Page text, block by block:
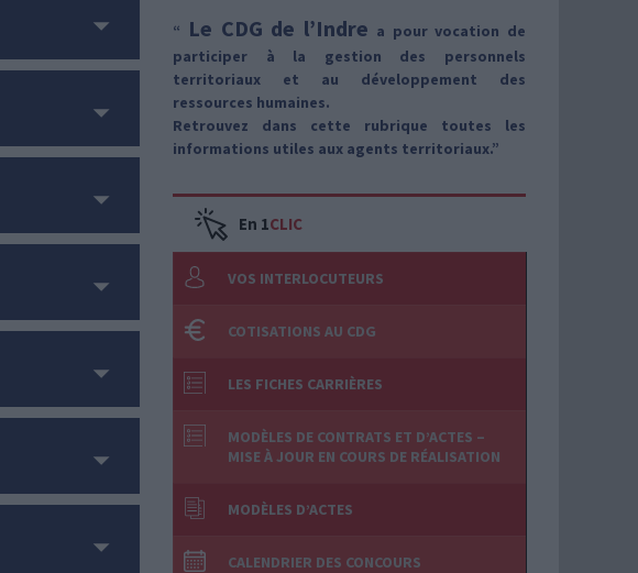
“ Le CDG de l’Indre a pour vocation de
participer à la gestion des personnels
territoriaux et au développement des
ressources humaines.
Retrouvez dans cette rubrique toutes les
informations utiles aux agents territoriaux.”
En 1CLIC
VOS INTERLOCUTEURS
COTISATIONS AU CDG
LES FICHES CARRIÈRES
MODÈLES DE CONTRATS ET D’ACTES –
MISE À JOUR EN COURS DE RÉALISATION
MODÈLES D’ACTES
CALENDRIER DES CONCOURS